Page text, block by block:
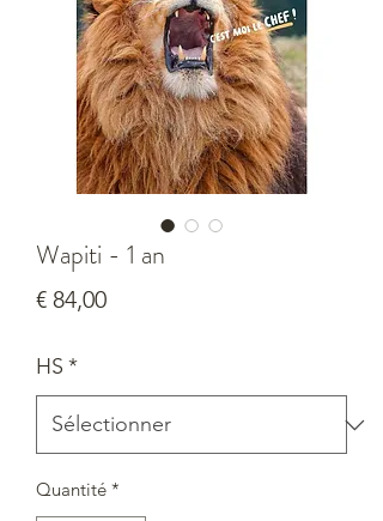
Wapiti - 1 an
€ 84,00Prix
HS *
Quantité *